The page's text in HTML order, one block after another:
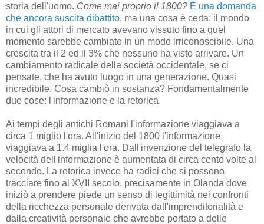
storia dell'uomo. Come mai proprio il 1800? È una domanda
che ancora suscita dibattito, ma una cosa è certa: il mondo
in cui gli attori di mercato avevano vissuto fino a quel
momento sarebbe cambiato in un modo irriconoscibile. Una
crescita tra il 2 ed il 3% che nessuno ha visto arrivare. Un
cambiamento radicale della società occidentale, se ci
pensate, che ha avuto luogo in una generazione. Quasi
incredibile. Cosa cambiò in sostanza? Fondamentalmente
due cose: l'informazione e la retorica.
Ai tempi degli antichi Romani l'informazione viaggiava a
circa 1 miglio l'ora. All'inizio del 1800 l'informazione
viaggiava a 1.4 miglia l'ora. Dall'invenzione del telegrafo la
velocità dell'informazione è aumentata di circa cento volte al
secondo. La retorica invece ha radici che si possono
tracciare fino al XVII secolo, precisamente in Olanda dove
iniziò a prendere piede un senso di legittimità nei confronti
della ricchezza personale derivata dall'imprenditorialità e
dalla creatività personale che avrebbe portato a delle